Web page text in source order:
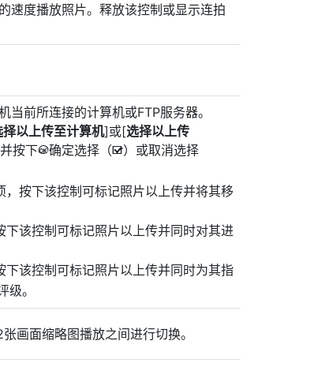
速度播放照片。释放该控制或显示连拍
前所连接的计算机或FTP服务器。
择以上传至计算机]或[选择以上传
按下J确定选择（M）或取消选择
，按下该控制可标记照片以上传并将其移
下该控制可标记照片以上传并同时对其进
下该控制可标记照片以上传并同时为其指
级。
画面缩略图播放之间进行切换。